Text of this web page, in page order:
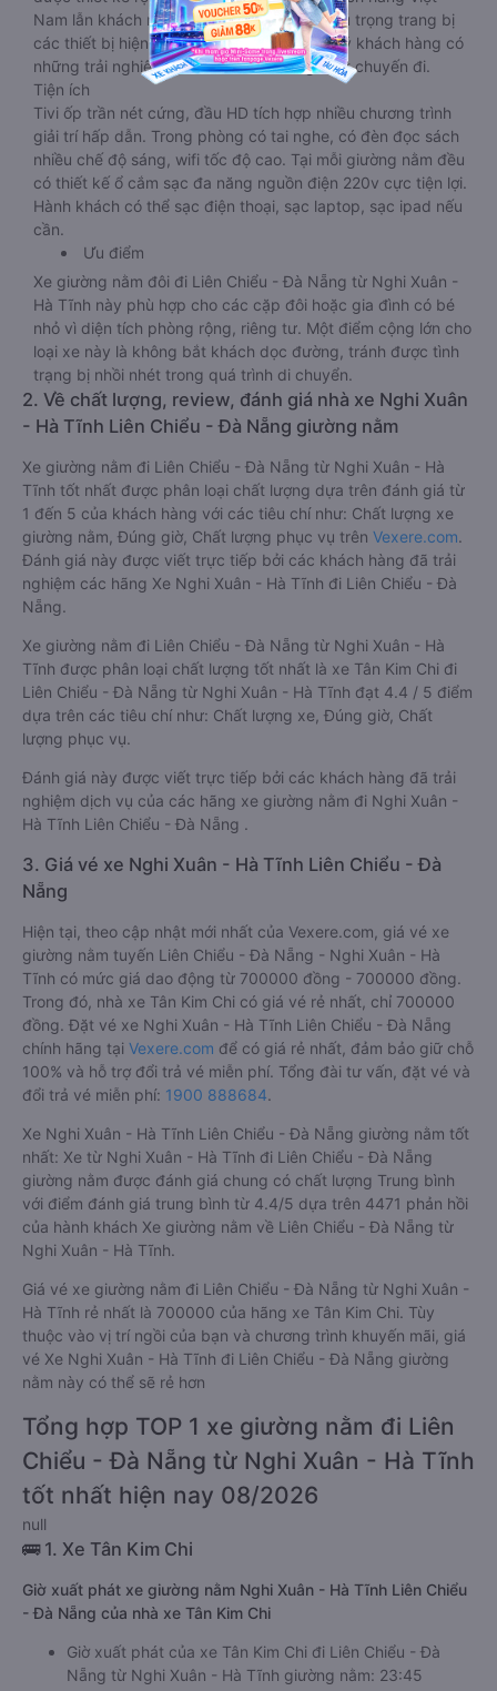
Nam lẫn khách nước ngoài. Nhà xe vẫn chú trọng trang bị
các thiết bị hiện đại nhằm đảm bảo cho quý khách hàng có
những trải nghiệm thoải mái nhất trong suốt chuyến đi.
Tiện ích
Tivi ốp trần nét cứng, đầu HD tích hợp nhiều chương trình
giải trí hấp dẫn. Trong phòng có tai nghe, có đèn đọc sách
nhiều chế độ sáng, wifi tốc độ cao. Tại mỗi giường nằm đều
có thiết kế ổ cắm sạc đa năng nguồn điện 220v cực tiện lợi.
Hành khách có thể sạc điện thoại, sạc laptop, sạc ipad nếu
cần.
Ưu điểm
Xe giường nằm đôi đi Liên Chiểu - Đà Nẵng từ Nghi Xuân -
Hà Tĩnh này phù hợp cho các cặp đôi hoặc gia đình có bé
nhỏ vì diện tích phòng rộng, riêng tư. Một điểm cộng lớn cho
loại xe này là không bắt khách dọc đường, tránh được tình
trạng bị nhồi nhét trong quá trình di chuyển.
2. Về chất lượng, review, đánh giá nhà xe Nghi Xuân
- Hà Tĩnh Liên Chiểu - Đà Nẵng giường nằm
Xe giường nằm đi Liên Chiểu - Đà Nẵng từ Nghi Xuân - Hà
Tĩnh tốt nhất được phân loại chất lượng dựa trên đánh giá từ
1 đến 5 của khách hàng với các tiêu chí như: Chất lượng xe
giường nằm, Đúng giờ, Chất lượng phục vụ trên Vexere.com.
Đánh giá này được viết trực tiếp bởi các khách hàng đã trải
nghiệm các hãng Xe Nghi Xuân - Hà Tĩnh đi Liên Chiểu - Đà
Nẵng.
Xe giường nằm đi Liên Chiểu - Đà Nẵng từ Nghi Xuân - Hà
Tĩnh được phân loại chất lượng tốt nhất là xe Tân Kim Chi đi
Liên Chiểu - Đà Nẵng từ Nghi Xuân - Hà Tĩnh đạt 4.4 / 5 điểm
dựa trên các tiêu chí như: Chất lượng xe, Đúng giờ, Chất
lượng phục vụ.
Đánh giá này được viết trực tiếp bởi các khách hàng đã trải
nghiệm dịch vụ của các hãng xe giường nằm đi Nghi Xuân -
Hà Tĩnh Liên Chiểu - Đà Nẵng .
3. Giá vé xe Nghi Xuân - Hà Tĩnh Liên Chiểu - Đà
Nẵng
Hiện tại, theo cập nhật mới nhất của Vexere.com, giá vé xe
giường nằm tuyến Liên Chiểu - Đà Nẵng - Nghi Xuân - Hà
Tĩnh có mức giá dao động từ 700000 đồng - 700000 đồng.
Trong đó, nhà xe Tân Kim Chi có giá vé rẻ nhất, chỉ 700000
đồng. Đặt vé xe Nghi Xuân - Hà Tĩnh Liên Chiểu - Đà Nẵng
chính hãng tại Vexere.com để có giá rẻ nhất, đảm bảo giữ chỗ
100% và hỗ trợ đổi trả vé miễn phí. Tổng đài tư vấn, đặt vé và
đổi trả vé miễn phí: 1900 888684.
Xe Nghi Xuân - Hà Tĩnh Liên Chiểu - Đà Nẵng giường nằm tốt
nhất: Xe từ Nghi Xuân - Hà Tĩnh đi Liên Chiểu - Đà Nẵng
giường nằm được đánh giá chung có chất lượng Trung bình
với điểm đánh giá trung bình từ 4.4/5 dựa trên 4471 phản hồi
của hành khách Xe giường nằm về Liên Chiểu - Đà Nẵng từ
Nghi Xuân - Hà Tĩnh.
Giá vé xe giường nằm đi Liên Chiểu - Đà Nẵng từ Nghi Xuân -
Hà Tĩnh rẻ nhất là 700000 của hãng xe Tân Kim Chi. Tùy
thuộc vào vị trí ngồi của bạn và chương trình khuyến mãi, giá
vé Xe Nghi Xuân - Hà Tĩnh đi Liên Chiểu - Đà Nẵng giường
nằm này có thể sẽ rẻ hơn
Tổng hợp TOP 1 xe giường nằm đi Liên
Chiểu - Đà Nẵng từ Nghi Xuân - Hà Tĩnh
tốt nhất hiện nay 08/2026
null
🚌 1. Xe Tân Kim Chi
Giờ xuất phát xe giường nằm Nghi Xuân - Hà Tĩnh Liên Chiểu
- Đà Nẵng của nhà xe Tân Kim Chi
Giờ xuất phát của xe Tân Kim Chi đi Liên Chiểu - Đà
Nẵng từ Nghi Xuân - Hà Tĩnh giường nằm: 23:45